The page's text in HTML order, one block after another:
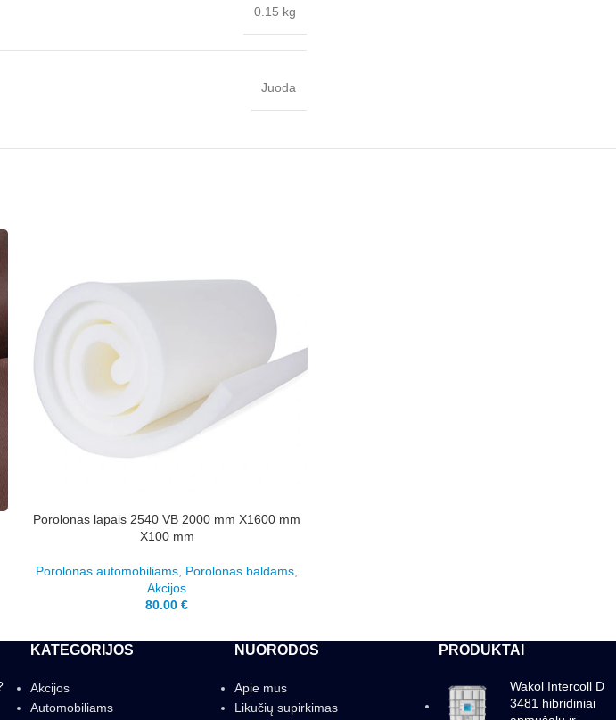
0.15 kg
Juoda
Porolonas lapais 2540 VB 2000 mm X1600 mm
X100 mm
Porolonas automobiliams Porolonas baldams
Akcijos
80.00 €
KATEGORIJOS
Akcijos
Automobiliams
NUORODOS
Apie mus
Likučių supirkimas
PRODUKTAI
Wakol Intercoll D
3481 hibridiniai